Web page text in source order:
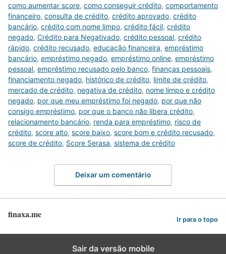
como aumentar score, como conseguir crédito, comportamento
financeiro, consulta de crédito, crédito aprovado, crédito
bancário, crédito com nome limpo, crédito fácil, crédito
negado, Crédito para Negativado, crédito pessoal, crédito
rápido, crédito recusado, educação financeira, empréstimo
bancário, empréstimo negado, empréstimo online, empréstimo
pessoal, empréstimo recusado pelo banco, finanças pessoais,
financiamento negado, histórico de crédito, limite de crédito,
mercado de crédito, negativa de crédito, nome limpo e crédito
negado, por que meu empréstimo foi negado, por que não
consigo empréstimo, por que o banco não libera crédito,
relacionamento bancário, renda para empréstimo, risco de
crédito, score alto, score baixo, score bom e crédito recusado,
score de crédito, Score Serasa, sistema de crédito
Deixar um comentário
finaxa.me Ir para o topo
Sair da versão mobile